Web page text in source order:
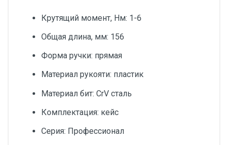
Крутящий момент, Нм: 1-6
Общая длина, мм: 156
Форма ручки: прямая
Материал рукояти: пластик
Материал бит: CrV сталь
Комплектация: кейс
Серия: Профессионал